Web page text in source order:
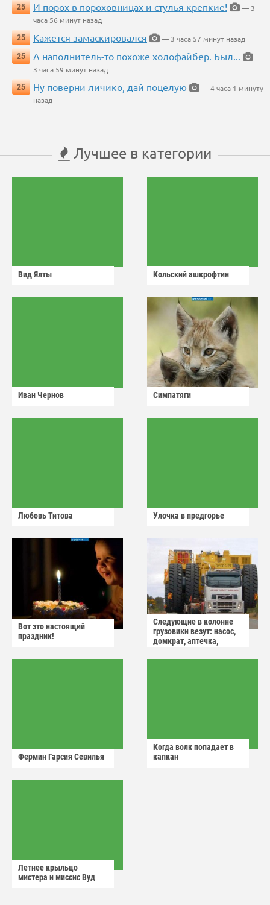
25
И порох в пороховницах и стулья крепкие!
— 3
часа 56 минут назад
25
Кажется замаскировался
— 3 часа 57 минут назад
25
А наполнитель-то похоже холофайбер. Был...
—
3 часа 59 минут назад
25
Ну поверни личико, дай поцелую
— 4 часа 1 минуту
назад
Лучшее в категории
Вид Ялты Кольский ашкрофтин
Иван Чернов Симпатяги
Любовь Титова Улочка в предгорье
Вот это настоящий
праздник!
Следующие в колонне
грузовики везут: насос,
домкрат, аптечка,
Фермин Гарсия Севилья
Когда волк попадает в
капкан
Летнее крыльцо
мистера и миссис Вуд